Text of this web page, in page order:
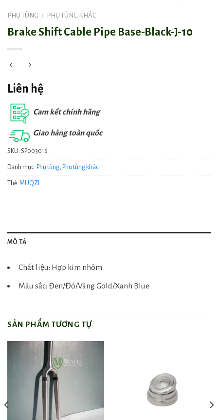
PHỤ TÙNG / PHỤ TÙNG KHÁC
Brake Shift Cable Pipe Base-Black-J-10
Liên hệ
Cam kết chính hãng
Giao hàng toàn quốc
SKU: SP003016
Danh mục: Phụ tùng, Phụ tùng khác
Thẻ: MUQZI
MÔ TẢ
Chất liệu: Hợp kim nhôm
Màu sắc: Đen/Đỏ/Vàng Gold/Xanh Blue
SẢN PHẨM TƯƠNG TỰ